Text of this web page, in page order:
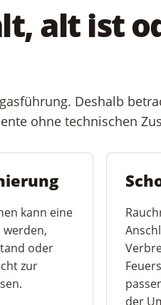
alt ist
Deshalb
ohne technischen
kann eine
oder
zur
der